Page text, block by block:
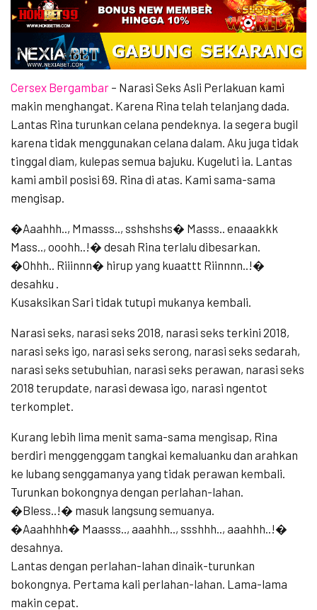
Cersex Bergambar – Narasi Seks Asli Perlakuan kami
makin menghangat. Karena Rina telah telanjang dada.
Lantas Rina turunkan celana pendeknya. Ia segera bugil
karena tidak menggunakan celana dalam. Aku juga tidak
tinggal diam, kulepas semua bajuku. Kugeluti ia. Lantas
kami ambil posisi 69. Rina di atas. Kami sama-sama
mengisap.
�Aaahhh.., Mmasss.., sshshshs� Masss.. enaaakkk
Mass.., ooohh..!� desah Rina terlalu dibesarkan.
�Ohhh.. Riiinnn� hirup yang kuaattt Riinnnn..!�
desahku .
Kusaksikan Sari tidak tutupi mukanya kembali.
Narasi seks, narasi seks 2018, narasi seks terkini 2018,
narasi seks igo, narasi seks serong, narasi seks sedarah,
narasi seks setubuhian, narasi seks perawan, narasi seks
2018 terupdate, narasi dewasa igo, narasi ngentot
terkomplet.
Kurang lebih lima menit sama-sama mengisap, Rina
berdiri menggenggam tangkai kemaluanku dan arahkan
ke lubang senggamanya yang tidak perawan kembali.
Turunkan bokongnya dengan perlahan-lahan.
�Bless..!� masuk langsung semuanya.
�Aaahhhh� Maasss.., aaahhh.., ssshhh.., aaahhh..!�
desahnya.
Lantas dengan perlahan-lahan dinaik-turunkan
bokongnya. Pertama kali perlahan-lahan. Lama-lama
makin cepat.